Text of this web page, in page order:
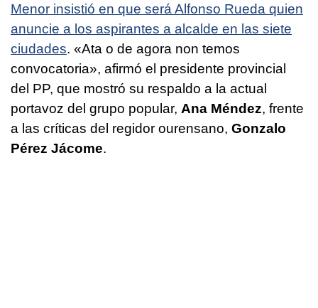
Menor insistió en que será Alfonso Rueda quien
anuncie a los aspirantes a alcalde en las siete
ciudades. «Ata o de agora non temos
convocatoria», afirmó el presidente provincial
del PP, que mostró su respaldo a la actual
portavoz del grupo popular, Ana Méndez, frente
a las críticas del regidor ourensano, Gonzalo
Pérez Jácome.